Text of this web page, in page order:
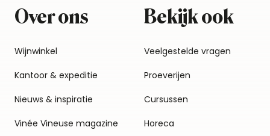
Over ons
Wijnwinkel
Kantoor & expeditie
Nieuws & inspiratie
Vinée Vineuse magazine
Bekijk ook
Veelgestelde vragen
Proeverijen
Cursussen
Horeca